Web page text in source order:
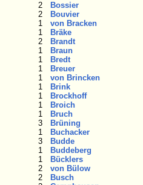
2
Bossier
2
Bouvier
1
von Bracken
1
Bräke
2
Brandt
1
Braun
1
Bredt
1
Breuer
1
von Brincken
1
Brink
1
Brockhoff
1
Broich
1
Bruch
3
Brüning
1
Buchacker
3
Budde
1
Buddeberg
1
Bücklers
2
von Bülow
2
Busch